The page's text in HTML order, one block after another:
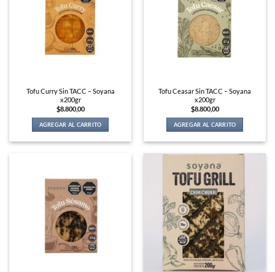
Tofu Curry Sin TACC – Soyana
x200gr
$8.800,00
AGREGAR AL CARRITO
Tofu Ceasar Sin TACC – Soyana
x200gr
$8.800,00
AGREGAR AL CARRITO